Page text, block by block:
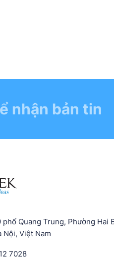
nhận bản tin
Quang Trung, Phường Hai
Nội, Việt Nam
7028